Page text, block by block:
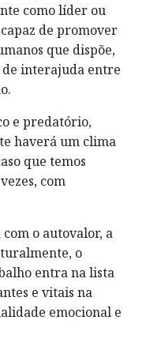
como líder ou
de promover
que dispõe,
interajuda entre
e predatório,
haverá um clima
que temos
com
o autovalor, a
o
entra na lista
e vitais na
emocional e